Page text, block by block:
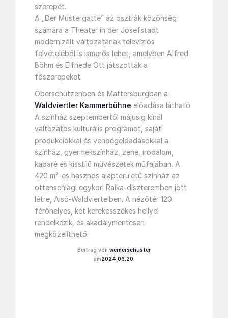
szerepét.
A „Der Mustergatte” az osztrák közönség
számára a Theater in der Josefstadt
modernizált változatának televíziós
felvételéből is ismerős lehet, amelyben Alfred
Böhm és Elfriede Ott játszották a
főszerepeket.
Oberschützenben és Mattersburgban a
Waldviertler Kammerbühne előadása látható.
A színház szeptembertől májusig kínál
változatos kulturális programot, saját
produkciókkal és vendégelőadásokkal a
színház, gyermekszínház, zene, irodalom,
kabaré és kisstílű művészetek műfajában. A
420 m²-es hasznos alapterületű színház az
ottenschlagi egykori Raika-díszteremben jött
létre, Alsó-Waldviertelben. A nézőtér 120
férőhelyes, két kerekesszékes hellyel
rendelkezik, és akadálymentesen
megközelíthető.
wernerschuster
2024.06.20.